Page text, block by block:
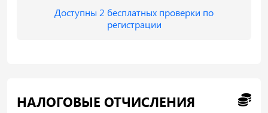
Доступны 2 бесплатных проверки по
регистрации
НАЛОГОВЫЕ ОТЧИСЛЕНИЯ